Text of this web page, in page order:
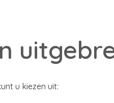
u kiezen uit: